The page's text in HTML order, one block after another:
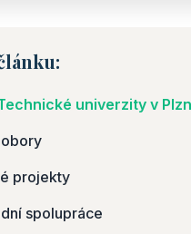
univerzity v
projekty
spolupráce